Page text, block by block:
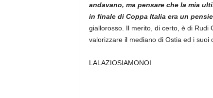
andavano, ma pensare che la mia
in finale di Coppa Italia era un
giallorosso. Il merito, di certo, è di Rudi
valorizzare il mediano di Ostia ed i suoi
LALAZIOSIAMONOI